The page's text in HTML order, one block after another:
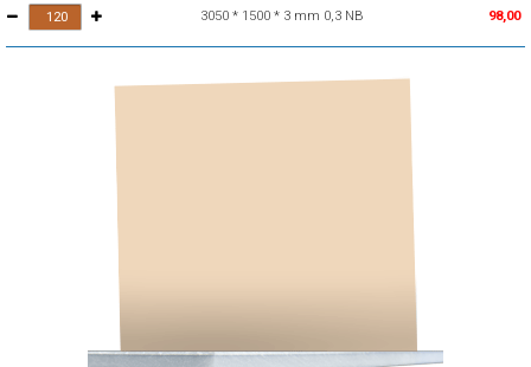
3050 * 1500 * 3 mm 0,3 NB 98,00